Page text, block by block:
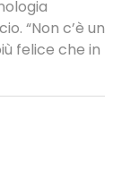
“Non c’è un
felice che in